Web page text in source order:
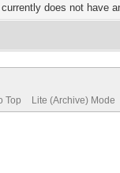
does not have
Top Lite (Archive) Mode